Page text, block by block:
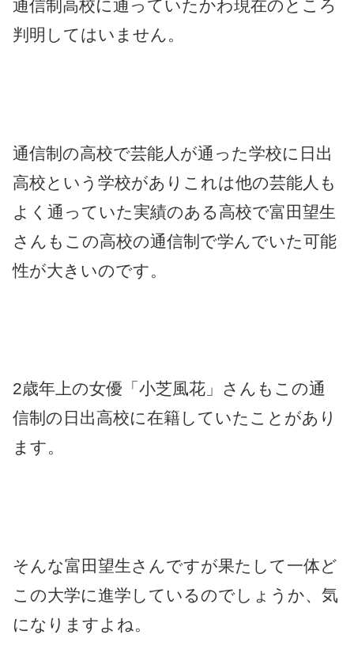
通信制高校に通っていたかわ現在のところ
判明してはいません。
通信制の高校で芸能人が通った学校に日出
高校という学校がありこれは他の芸能人も
よく通っていた実績のある高校で富田望生
さんもこの高校の通信制で学んでいた可能
性が大きいのです。
2歳年上の女優「小芝風花」さんもこの通
信制の日出高校に在籍していたことがあり
ます。
そんな富田望生さんですが果たして一体ど
この大学に進学しているのでしょうか、気
になりますよね。